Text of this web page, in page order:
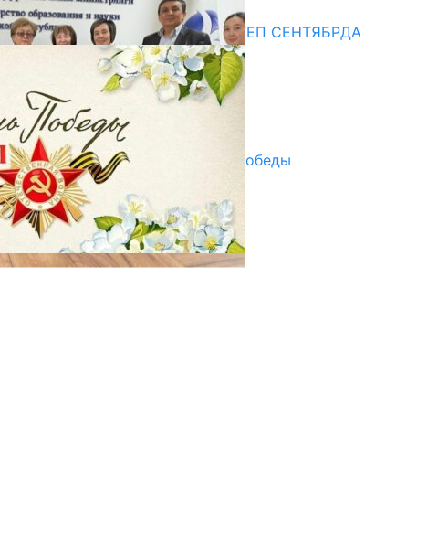
Медиа
СУЗАКТА 750 ОРУНДУУ МЕКТЕП СЕНТЯБРДА
ПАЙДАЛАНУУГА БЕРИЛЕТ
07.08.2025
Улуу Жеңиштин жандуу сөзү
29.04.2025
Награды в преддверии Дня Победы
29.04.2025